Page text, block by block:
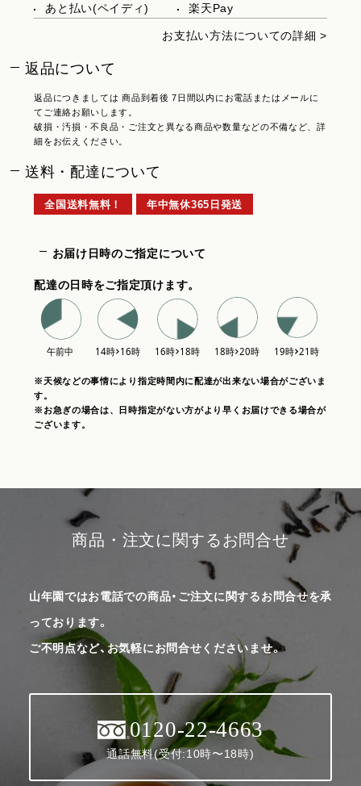
あと払い(ペイディ)
楽天Pay
お支払い方法についての詳細 >
返品について
返品につきましては 商品到着後 7日間以内にお電話またはメールに
てご連絡お願いします。
破損・汚損・不良品・ご注文と異なる商品や数量などの不備など、詳
細をお伝えください。
送料・配達について
全国送料無料！ 年中無休365日発送
お届け日時のご指定について
配達の日時をご指定頂けます。
※天候などの事情により指定時間内に配達が出来ない場合がございま
す。
※お急ぎの場合は、日時指定がない方がより早くお届けできる場合が
ございます。
商品・注文に関するお問合せ
山年園ではお電話での商品・ご注文に関するお問合せを承
っております。
ご不明点など、お気軽にお問合せくださいませ。
0120-22-4663
通話無料(受付:10時〜18時)